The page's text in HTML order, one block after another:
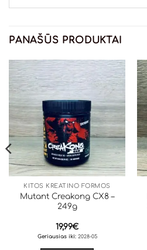
PANAŠŪS PRODUKTAI
KITOS KREATINO FORMOS
Mutant Creakong CX8 –
249g
19,99€
Geriausias iki:2028-05